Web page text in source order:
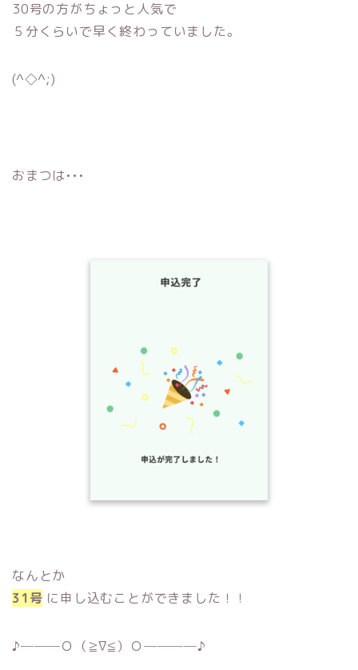
30号の方がちょっと人気で
５分くらいで早く終わっていました。
(^◇^;)
おまつは•••
なんとか
31号 に申し込むことができました！！
♪───Ｏ（≧∇≦）Ｏ────♪